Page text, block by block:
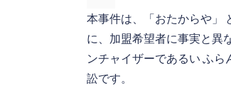
本事件は、「おたからや」
に、加盟希望者に事実と異
ンチャイザーであるい ふ
訟です。